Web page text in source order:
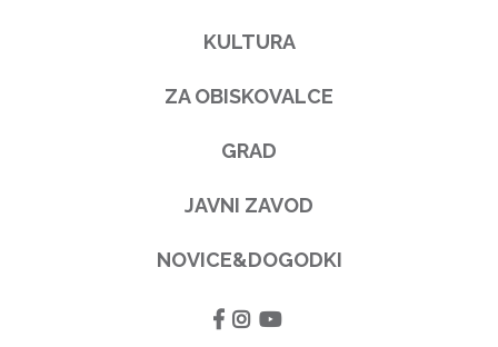
KULTURA
ZA OBISKOVALCE
GRAD
JAVNI ZAVOD
NOVICE&DOGODKI